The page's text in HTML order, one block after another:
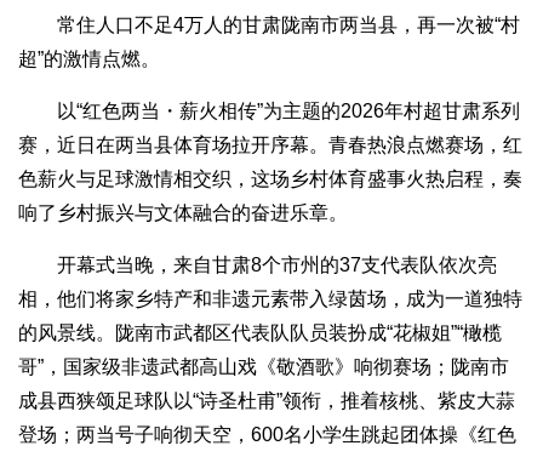
常住人口不足4万人的甘肃陇南市两当县，再一次被“村
超”的激情点燃。
以“红色两当・薪火相传”为主题的2026年村超甘肃系列
赛，近日在两当县体育场拉开序幕。青春热浪点燃赛场，红
色薪火与足球激情相交织，这场乡村体育盛事火热启程，奏
响了乡村振兴与文体融合的奋进乐章。
开幕式当晚，来自甘肃8个市州的37支代表队依次亮
相，他们将家乡特产和非遗元素带入绿茵场，成为一道独特
的风景线。陇南市武都区代表队队员装扮成“花椒姐”“橄榄
哥”，国家级非遗武都高山戏《敬酒歌》响彻赛场；陇南市
成县西狭颂足球队以“诗圣杜甫”领衔，推着核桃、紫皮大蒜
登场；两当号子响彻天空，600名小学生跳起团体操《红色